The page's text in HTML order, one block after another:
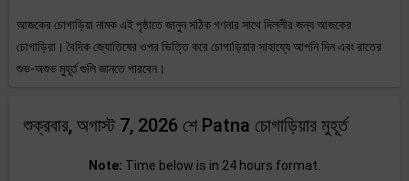
আজকের চোগাড়িয়া নামক এই পৃষ্ঠাতে জানুন সঠিক গণনার সাথে দিল্লীর জন্য আজকের
চোগাড়িয়া। বৈদিক জ্যোতিষের ওপর ভিত্তি করে চোগাড়িয়ার সাহায্যে আপনি দিন এবং রাতের
শুভ-অশুভ মুহূর্ত গুলি জানতে পারবেন।
শুক্রবার, অগাস্ট 7, 2026 শে Patna চোগাড়িয়ার মুহূর্ত
Note: Time below is in 24 hours format.